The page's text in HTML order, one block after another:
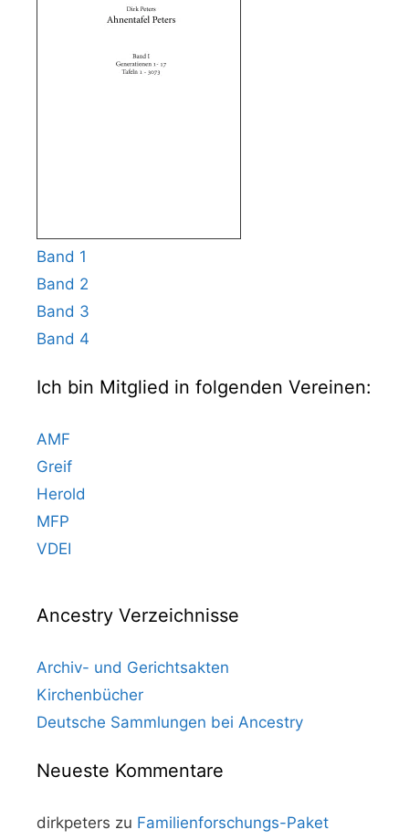
Band 1
Band 2
Band 3
Band 4
Ich bin Mitglied in folgenden Vereinen:
AMF
Greif
Herold
MFP
VDEI
Ancestry Verzeichnisse
Archiv- und Gerichtsakten
Kirchenbücher
Deutsche Sammlungen bei Ancestry
Neueste Kommentare
dirkpeters zu Familienforschungs-Paket